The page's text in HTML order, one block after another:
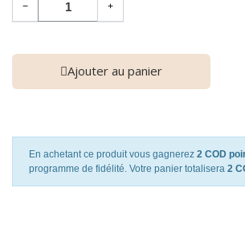
− +
Ajouter au panier
En achetant ce produit vous gagnerez 2 COD
programme de fidélité. Votre panier totalisera 2